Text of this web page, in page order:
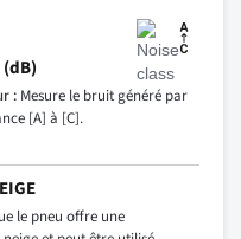
(dB)
: Mesure le bruit généré par
[A] à [C].
le pneu offre une